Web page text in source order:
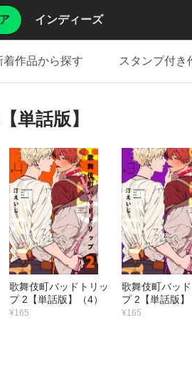
インディーズ
着作品から探す スタンプ付き
単話版】
歌舞伎町バッドトリッ
プ 2【単話版】（4）
¥165
歌舞伎町バッ
プ 2【単話版】
¥165